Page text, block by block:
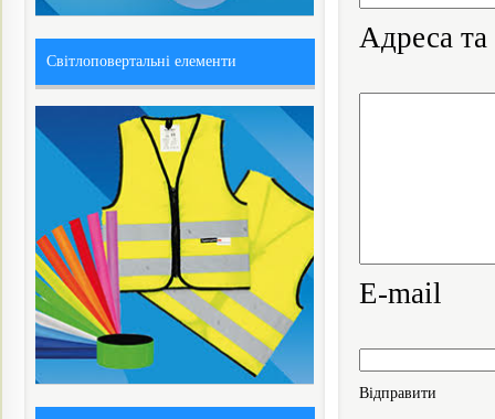
Адреса та
E-mail
Вiдправити
Світлоповертальні елементи